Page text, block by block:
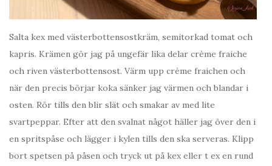
Salta kex med västerbottensostkräm, semitorkad tomat och
kapris. Krämen gör jag på ungefär lika delar crème fraiche
och riven västerbottensost. Värm upp crème fraichen och
när den precis börjar koka sänker jag värmen och blandar i
osten. Rör tills den blir slät och smakar av med lite
svartpeppar. Efter att den svalnat något häller jag över den i
en spritspåse och lägger i kylen tills den ska serveras. Klipp
bort spetsen på påsen och tryck ut på kex eller t ex en rund